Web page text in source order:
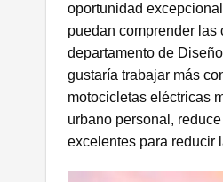
oportunidad
puedan comprender las
departamento de
gustaría trabajar más
motocicletas eléctricas
urbano personal,
excelentes para reducir